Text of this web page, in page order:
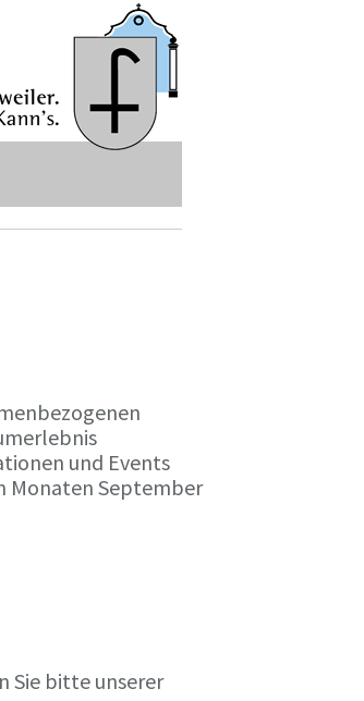
und Events
Monaten September
Sie bitte unserer